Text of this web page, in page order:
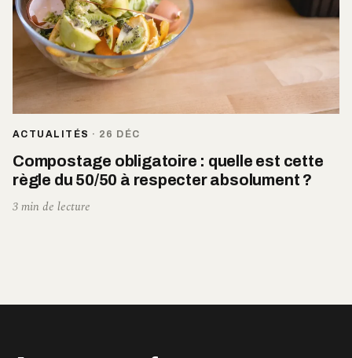
ACTUALITÉS · 26 DÉC
Compostage obligatoire : quelle est cette
règle du 50/50 à respecter absolument ?
3 min de lecture